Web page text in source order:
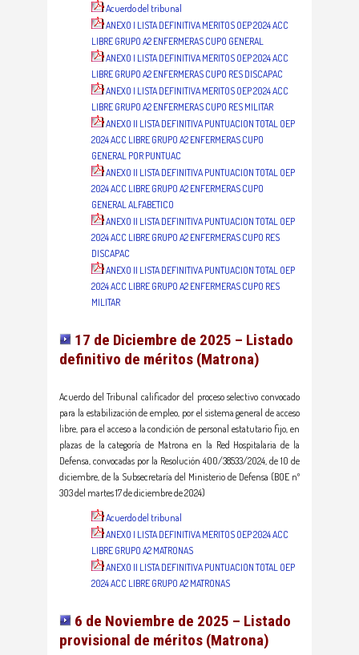
Acuerdo del tribunal
ANEXO I LISTA DEFINITIVA MERITOS OEP 2024 ACC
LIBRE GRUPO A2 ENFERMERAS CUPO GENERAL
ANEXO I LISTA DEFINITIVA MERITOS OEP 2024 ACC
LIBRE GRUPO A2 ENFERMERAS CUPO RES DISCAPAC
ANEXO I LISTA DEFINITIVA MERITOS OEP 2024 ACC
LIBRE GRUPO A2 ENFERMERAS CUPO RES MILITAR
ANEXO II LISTA DEFINITIVA PUNTUACION TOTAL OEP
2024 ACC LIBRE GRUPO A2 ENFERMERAS CUPO
GENERAL POR PUNTUAC
ANEXO II LISTA DEFINITIVA PUNTUACION TOTAL OEP
2024 ACC LIBRE GRUPO A2 ENFERMERAS CUPO
GENERAL ALFABETICO
ANEXO II LISTA DEFINITIVA PUNTUACION TOTAL OEP
2024 ACC LIBRE GRUPO A2 ENFERMERAS CUPO RES
DISCAPAC
ANEXO II LISTA DEFINITIVA PUNTUACION TOTAL OEP
2024 ACC LIBRE GRUPO A2 ENFERMERAS CUPO RES
MILITAR
17 de Diciembre de 2025 – Listado
definitivo de méritos (Matrona)
Acuerdo del Tribunal calificador del proceso selectivo convocado
para la estabilización de empleo, por el sistema general de acceso
libre, para el acceso a la condición de personal estatutario fijo, en
plazas de la categoría de Matrona en la Red Hospitalaria de la
Defensa, convocadas por la Resolución 400/38533/2024, de 10 de
diciembre, de la Subsecretaría del Ministerio de Defensa (BOE nº
303 del martes 17 de diciembre de 2024)
Acuerdo del tribunal
ANEXO I LISTA DEFINITIVA MERITOS OEP 2024 ACC
LIBRE GRUPO A2 MATRONAS
ANEXO II LISTA DEFINITIVA PUNTUACION TOTAL OEP
2024 ACC LIBRE GRUPO A2 MATRONAS
6 de Noviembre de 2025 – Listado
provisional de méritos (Matrona)